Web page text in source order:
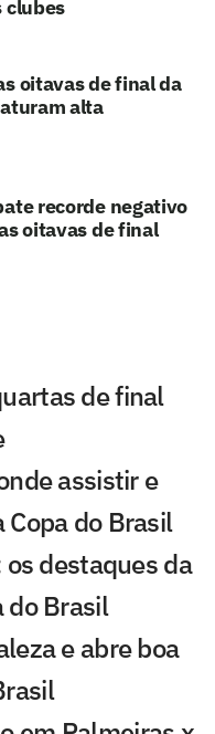
clubes
oitavas de final da
alta
recorde negativo
oitavas de final
de final
assistir e
Copa do Brasil
destaques da
do Brasil
e abre boa